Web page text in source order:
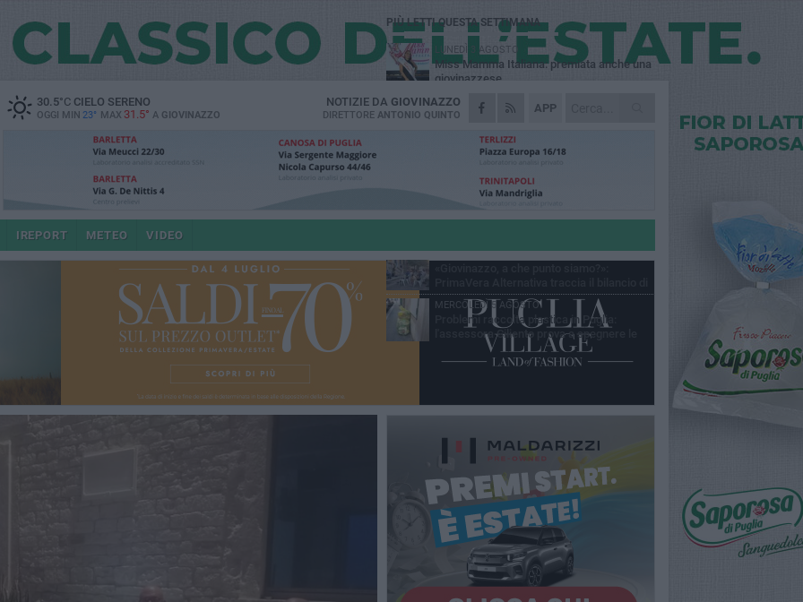
30.5°CCIELO SERENO
OGGI MIN 23° MAX 31.5° A GIOVINAZZO
APP
NOTIZIE DA GIOVINAZZO
DIRETTORE ANTONIO QUINTO
IREPORT METEO VIDEO
PIÙ LETTI QUESTA SETTIMANA
LUNEDÌ 3 AGOSTO
Miss Mamma Italiana: premiata anche una
giovinazzese
MARTEDÌ 4 AGOSTO
Liquidi oleosi sul litorale di Giovinazzo,
VENERDÌ 31 LUGLIO
mito di Mina, la comicità di Uccio De Santis
e il ritmo del Salento
"Officina Handmade", a Giovinazzo apre la
LUNEDÌ 3 AGOSTO
4 anni di Sollecito
MERCOLEDÌ 5 AGOSTO
Problemi raccolta plastica in Puglia:
l'assessora Ciliento prova a spegnere le